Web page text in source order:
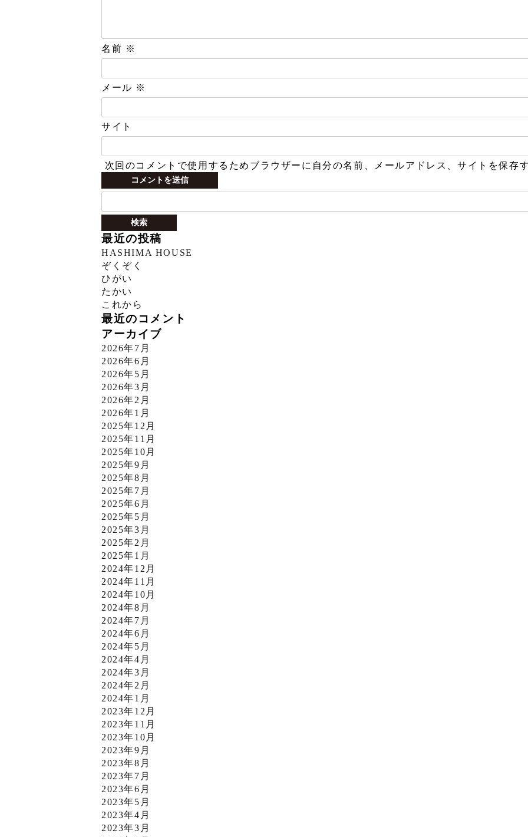
名前 ※
メール ※
サイト
次回のコメントで使用するためブラウザーに自分の名前、メールアドレス、サイトを保存
検
最近の投稿
HASHIMA HOUSE
ぞくぞく
ひがい
たかい
これから
最近のコメント
アーカイブ
2026年7月
2026年6月
2026年5月
2026年3月
2026年2月
2026年1月
2025年12月
2025年11月
2025年10月
2025年9月
2025年8月
2025年7月
2025年6月
2025年5月
2025年3月
2025年2月
2025年1月
2024年12月
2024年11月
2024年10月
2024年8月
2024年7月
2024年6月
2024年5月
2024年4月
2024年3月
2024年2月
2024年1月
2023年12月
2023年11月
2023年10月
2023年9月
2023年8月
2023年7月
2023年6月
2023年5月
2023年4月
2023年3月